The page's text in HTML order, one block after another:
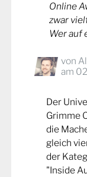
Online
zwar
Wer auf
von
am
Der
Grimme
die
gleich
der
"Inside